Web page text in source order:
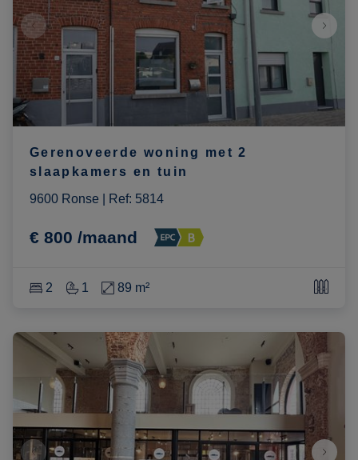
Gerenoveerde woning met 2
slaapkamers en tuin
9600 Ronse
Ref: 5814
€ 800 /maand
2 1 89 m²